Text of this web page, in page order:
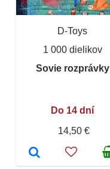
D-Toys
1 000 dielikov
Sovie rozprávky
Do 14 dní
14,50 €